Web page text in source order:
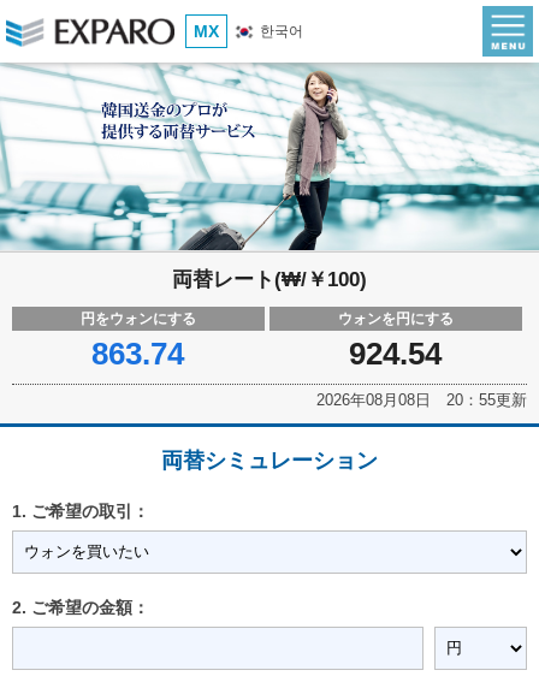
MX 한국어
両替レート(₩/￥100)
円をウォンにする
863.74
ウォンを円にする
924.54
2026年08月08日 20：55更新
両替シミュレーション
1. ご希望の取引：
2. ご希望の金額：